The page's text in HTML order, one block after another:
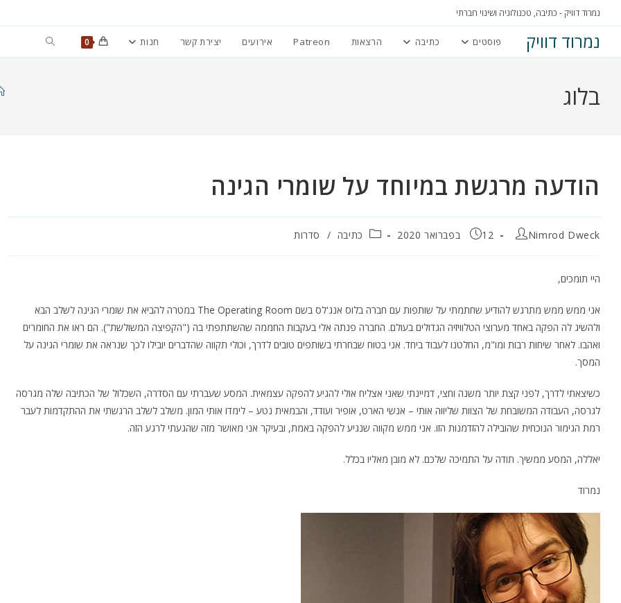
to
content
נמרוד דוויק - כתיבה, טכנולוגיה ושינוי חברתי
נמרוד דוויק פוסטים כתיבה הרצאות Patreon אירועים יצירת קשר חנות 0
Toggle
בלוג
הודעה מרגשת במיוחד על שומרי הגינה
מחבר:
Nimrod Dweck פורסם: 12 בפברואר 2020 קטגוריה:
כתיבה / סדרות
היי תומכים,
אני ממש ממש מתרגש להודיע שחתמתי על שותפות עם חברה בלוס אנג'לס בשם The Operating Room במטרה להביא את שומרי הגינה לשלב הבא
ולהשיג לה הפקה באחד מערוצי הטלוויזיה הגדולים בעולם. החברה פנתה אלי בעקבות החממה שהשתתפתי בה ("הקפיצה המשולשת"). הם ראו את החומרים
ואהבו. לאחר שיחות רבות ומו"מ, החלטנו לעבוד ביחד. אני בטוח שבחרתי בשותפים טובים לדרך, וכולי תקווה שהדברים יובילו לכך שנראה את שומרי הגינה על
המסך.
כשיצאתי לדרך, לפני קצת יותר משנה וחצי, דמיינתי שאני אצליח אולי להגיע להפקה עצמאית. המסע שעברתי עם הסדרה, השכלול של הכתיבה שלה מגרסה
לגרסה, העבודה המשובחת של הצוות שליווה אותי – אנשי הארט, אופיר ועודד, והבמאית נטע – לימדו אותי המון. משלב לשלב הרגשתי את ההתקדמות לעבר
רמת הגימור הנוכחית שהובילה להזדמנות הזו. אני ממש מקווה שנגיע להפקה באמת, ובעיקר אני מאושר מזה שהגעתי לרגע הזה.
יאללה, המסע ממשיך. תודה על התמיכה שלכם. לא מובן מאליו בכלל.
נמרוד